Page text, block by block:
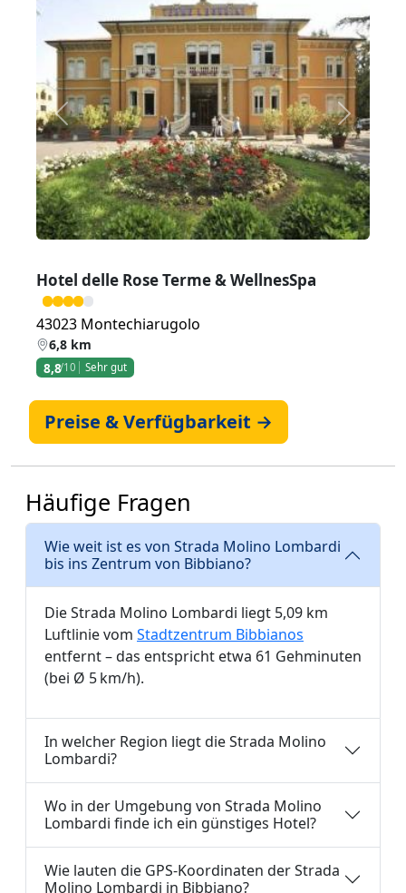
Zurück Weiter
Hotel delle Rose Terme & WellnesSpa
43023 Montechiarugolo
6,8 km
8,8/10 Sehr gut
Preise & Verfügbarkeit →
Häufige Fragen
Wie weit ist es von Strada Molino Lombardi
bis ins Zentrum von Bibbiano?
Die Strada Molino Lombardi liegt 5,09 km
Luftlinie vom Stadtzentrum Bibbianos
entfernt – das entspricht etwa 61 Gehminuten
(bei Ø 5 km/h).
In welcher Region liegt die Strada Molino
Lombardi?
Wo in der Umgebung von Strada Molino
Lombardi finde ich ein günstiges Hotel?
Wie lauten die GPS-Koordinaten der Strada
Molino Lombardi in Bibbiano?